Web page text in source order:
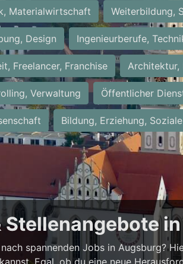
Materialwirtschaft Weiterbildung,
Design Ingenieurberufe,
Freelancer, Franchise Architektur,
Verwaltung Öffentlicher
Bildung, Erziehung,
Stellenangebote
spannenden Jobs in Augsburg?